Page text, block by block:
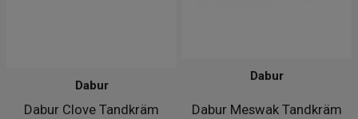
Dabur Clove Tandkräm
Dabur
Dabur Meswak Tandkräm
Dabur